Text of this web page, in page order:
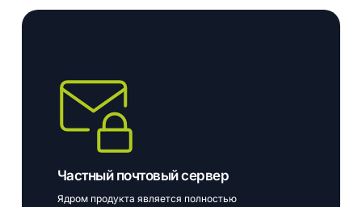
Частный почтовый сервер
Ядром продукта является полностью